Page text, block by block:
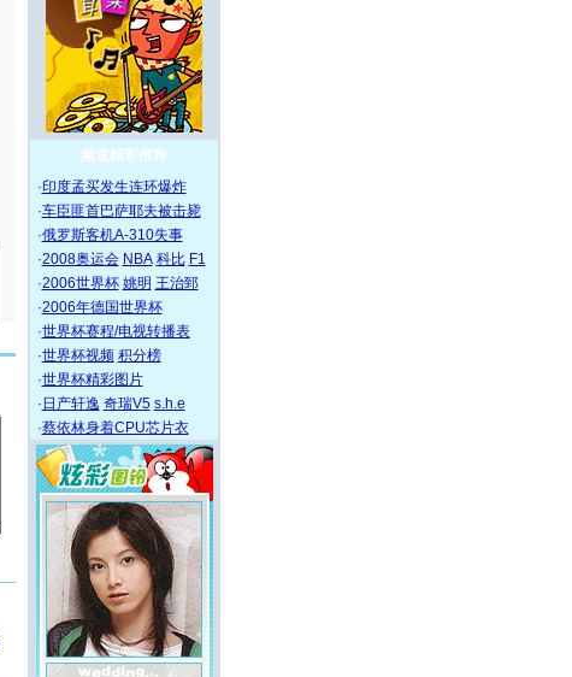
频道精彩推荐
·印度孟买发生连环爆炸
·车臣匪首巴萨耶夫被击毙
·俄罗斯客机A-310失事
·2008奥运会 NBA 科比 F1
·2006世界杯 姚明 王治郅
·2006年德国世界杯
·世界杯赛程/电视转播表
·世界杯视频 积分榜
·世界杯精彩图片
· 日产轩逸 奇瑞V5 s.h.e
·蔡依林身着CPU芯片衣